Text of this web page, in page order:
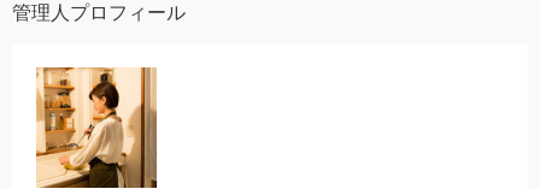
管理人プロフィール